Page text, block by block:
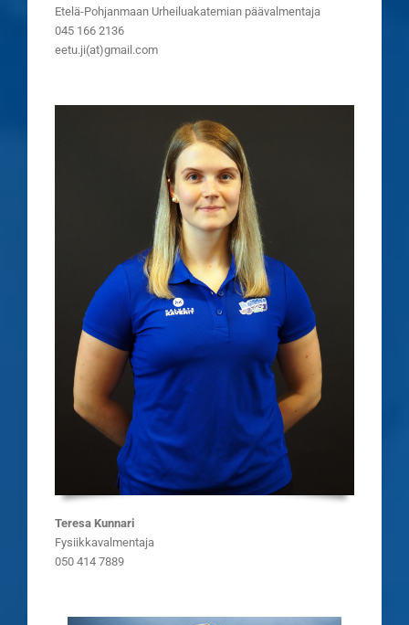
Etelä-Pohjanmaan Urheiluakatemian päävalmentaja
045 166 2136
eetu.ji(at)gmail.com
Teresa Kunnari
Fysiikkavalmentaja
050 414 7889